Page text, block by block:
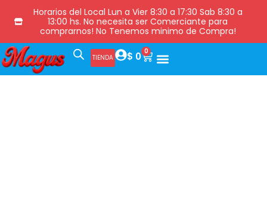
Horarios del Local Lun a Vier 8:30 a 17:30 Sab 8:30 a
13:00 hs. No necesita ser Comerciante para
comprarnos! No Tenemos minimo de Compra!
TIENDA $ 0 0